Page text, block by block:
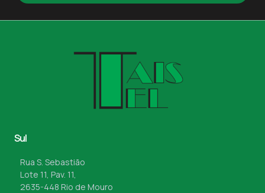
Sul
Rua S. Sebastião
Lote 11, Pav. 11,
2635-448 Rio de Mouro